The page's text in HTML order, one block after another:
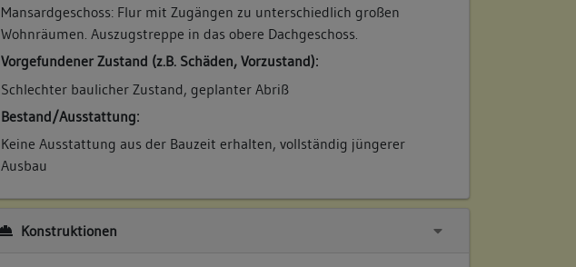
Mansardgeschoss: Flur mit Zugängen zu unterschiedlich großen
Wohnräumen. Auszugstreppe in das obere Dachgeschoss.
Vorgefundener Zustand (z.B. Schäden, Vorzustand):
Schlechter baulicher Zustand, geplanter Abriß
Bestand/Ausstattung:
Keine Ausstattung aus der Bauzeit erhalten, vollständig jüngerer
Ausbau
Konstruktionen